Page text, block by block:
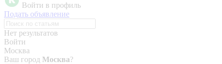
Войти в профиль
Подать объявление
Нет результатов
Войти
Москва
Ваш город Москва?